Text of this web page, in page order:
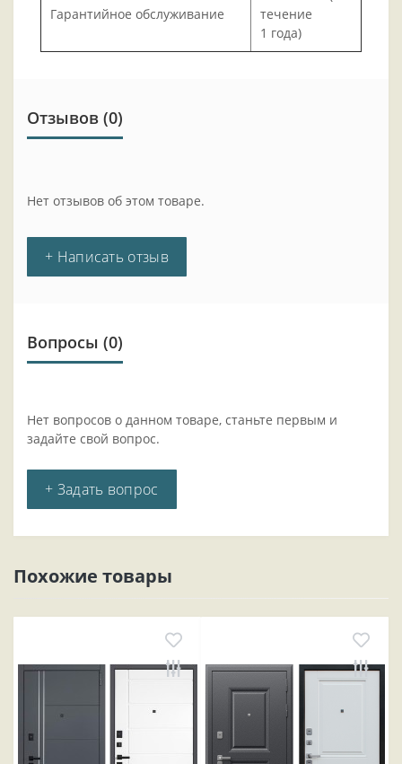
Гарантийное обслуживание
течение
1 года)
Отзывов (0)
Нет отзывов об этом товаре.
+ Написать отзыв
Вопросы (0)
Нет вопросов о данном товаре, станьте первым и
задайте свой вопрос.
+ Задать вопрос
Похожие товары